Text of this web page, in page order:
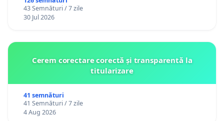
43 Semnături / 7 zile
30 Jul 2026
Cerem corectare corectă și transparentă la
titularizare
41 semnături
41 Semnături / 7 zile
4 Aug 2026